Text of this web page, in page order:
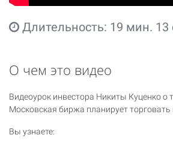
Длительность: 19 мин. 13
О чем это видео
Видеоурок инвестора Никиты Куценко о
Московская биржа планирует торговать
Вы узнаете: